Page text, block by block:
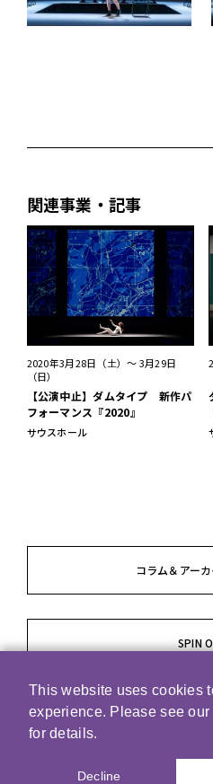
関連事業・記事
2020年3月28日（土）～ 3月29日
（日）
【公演中止】ダムタイプ 新作パ
フォーマンス『2020』
サウスホール
コラム＆アー
SPIN
This website uses cookies
experience. Please see our
for details.
Decline